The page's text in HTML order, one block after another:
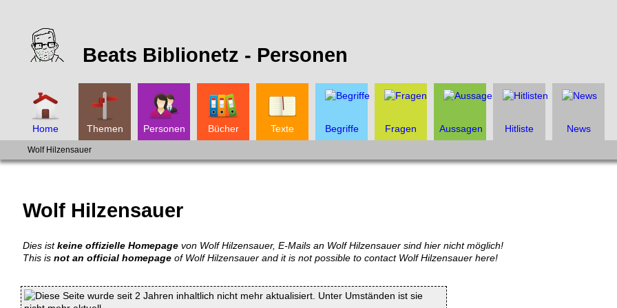
Beats Biblionetz - Personen
Home Themen Personen Bücher Texte Begriffe Fragen Aussagen Hitliste News
Wolf Hilzensauer
Wolf Hilzensauer
Dies istkeine offizielle Homepage von Wolf Hilzensauer, E-Mails an Wolf Hilzensauer sind hier nicht möglich!
This is not an official homepage of Wolf Hilzensauer and it is not possible to contact Wolf Hilzensauer here!
Diese Seite wurde seit 2 Jahren inhaltlich nicht mehr aktualisiert. Unter Umständen ist sie